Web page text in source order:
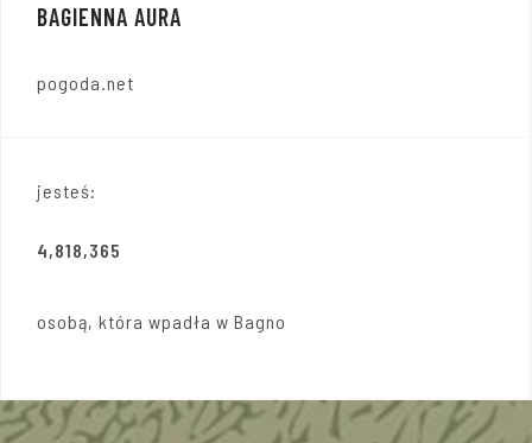
BAGIENNA AURA
pogoda.net
jesteś:
4,818,365
osobą, która wpadła w Bagno